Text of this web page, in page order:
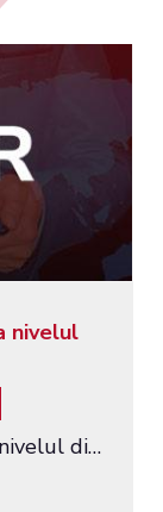
nivelul
CITR: Insolvențele se mențin la nivelul din 2024, dar concordatele preventive cresc cu 30% în primele opt luni din 2025...